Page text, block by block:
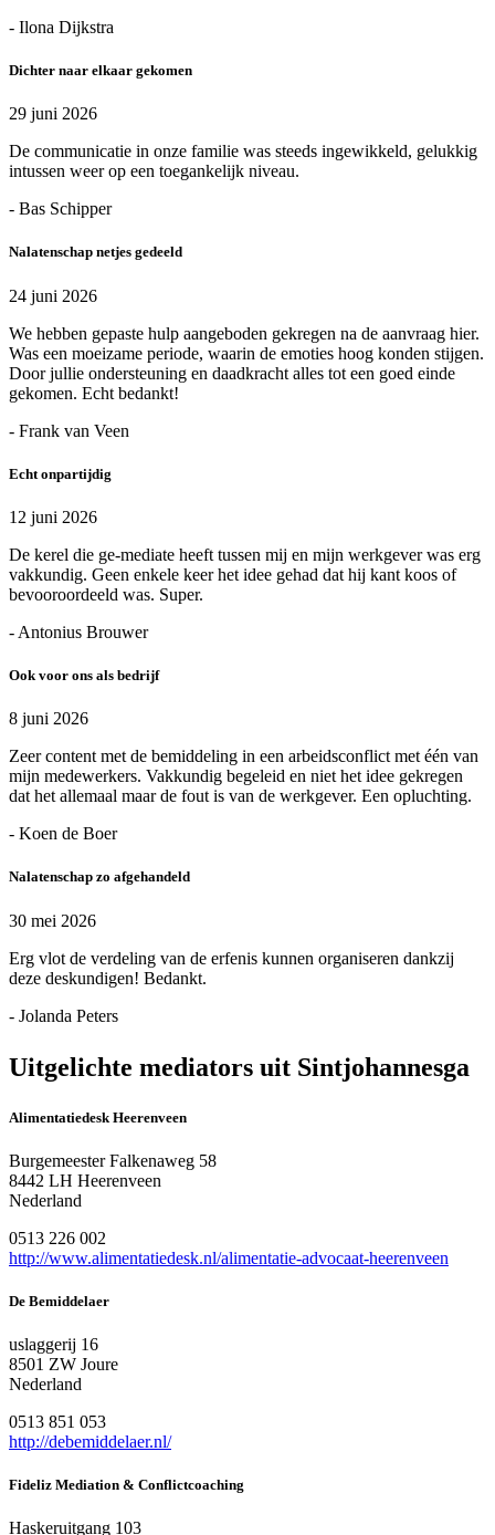
- Ilona Dijkstra
Dichter naar elkaar gekomen
29 juni 2026
De communicatie in onze familie was steeds ingewikkeld, gelukkig
intussen weer op een toegankelijk niveau.
- Bas Schipper
Nalatenschap netjes gedeeld
24 juni 2026
We hebben gepaste hulp aangeboden gekregen na de aanvraag hier.
Was een moeizame periode, waarin de emoties hoog konden stijgen.
Door jullie ondersteuning en daadkracht alles tot een goed einde
gekomen. Echt bedankt!
- Frank van Veen
Echt onpartijdig
12 juni 2026
De kerel die ge-mediate heeft tussen mij en mijn werkgever was erg
vakkundig. Geen enkele keer het idee gehad dat hij kant koos of
bevooroordeeld was. Super.
- Antonius Brouwer
Ook voor ons als bedrijf
8 juni 2026
Zeer content met de bemiddeling in een arbeidsconflict met één van
mijn medewerkers. Vakkundig begeleid en niet het idee gekregen
dat het allemaal maar de fout is van de werkgever. Een opluchting.
- Koen de Boer
Nalatenschap zo afgehandeld
30 mei 2026
Erg vlot de verdeling van de erfenis kunnen organiseren dankzij
deze deskundigen! Bedankt.
- Jolanda Peters
Uitgelichte mediators uit Sintjohannesga
Alimentatiedesk Heerenveen
Burgemeester Falkenaweg 58
8442 LH Heerenveen
Nederland
0513 226 002
http://www.alimentatiedesk.nl/alimentatie-advocaat-heerenveen
De Bemiddelaer
uslaggerij 16
8501 ZW Joure
Nederland
0513 851 053
http://debemiddelaer.nl/
Fideliz Mediation & Conflictcoaching
Haskeruitgang 103